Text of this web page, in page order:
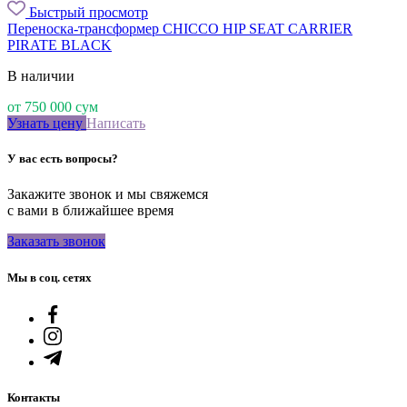
Быстрый просмотр
Переноска-трансформер CHICCO HIP SEAT CARRIER
PIRATE BLACK
В наличии
от 750 000 сум
Узнать цену Написать
У вас есть вопросы?
Закажите звонок и мы свяжемся
с вами в ближайшее время
Заказать звонок
Мы в соц. сетях
Контакты